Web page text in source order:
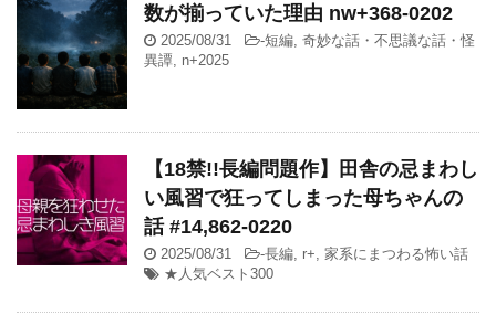
数が揃っていた理由 nw+368-0202
2025/08/31 -短編 奇妙な話・不思議な話・怪
異譚 n+2025
【18禁!!長編問題作】田舎の忌まわし
い風習で狂ってしまった母ちゃんの
話 #14,862-0220
2025/08/31 -長編 r+ 家系にまつわる怖い話
★人気ベスト300